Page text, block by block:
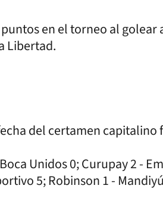
en el torneo al golear
Libertad.
del certamen capitalino
Unidos 0; Curupay 2 -
5; Robinson 1 -